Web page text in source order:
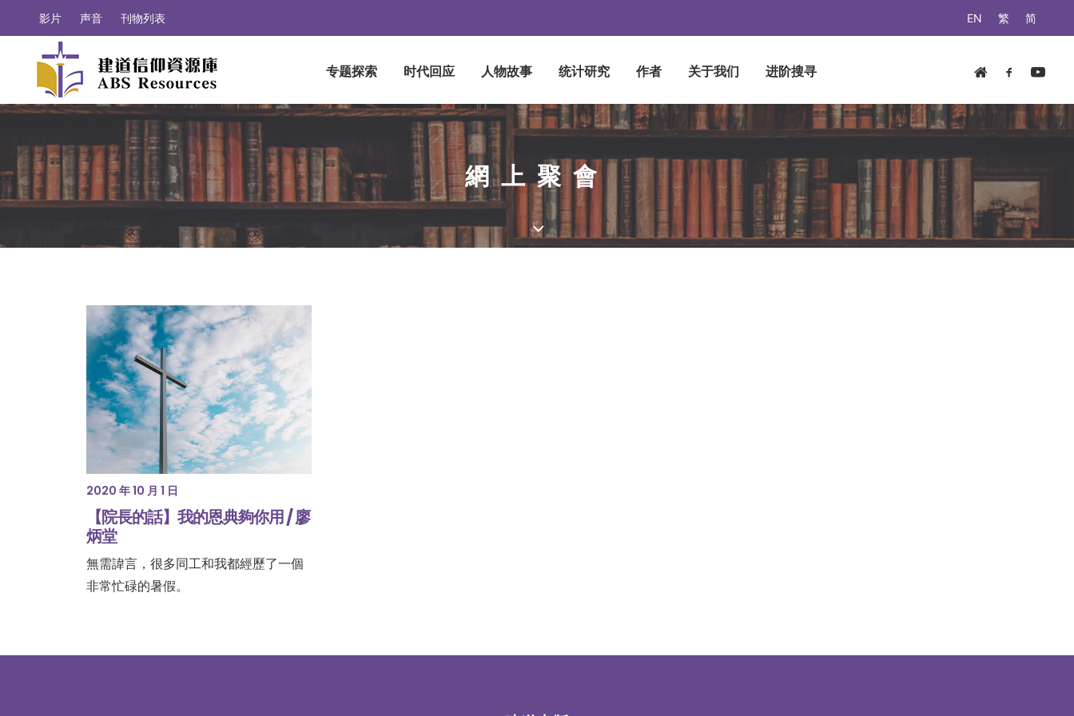
EN 繁 简
影片 声音 刊物列表
专题探索 时代回应 人物故事 统计研究 作者 关于我们 进阶搜寻
網上聚會
2020 年 10 月 1 日
【院長的話】我的恩典夠你用 / 廖
炳堂
無需諱言，很多同工和我都經歷了一個
非常忙碌的暑假。